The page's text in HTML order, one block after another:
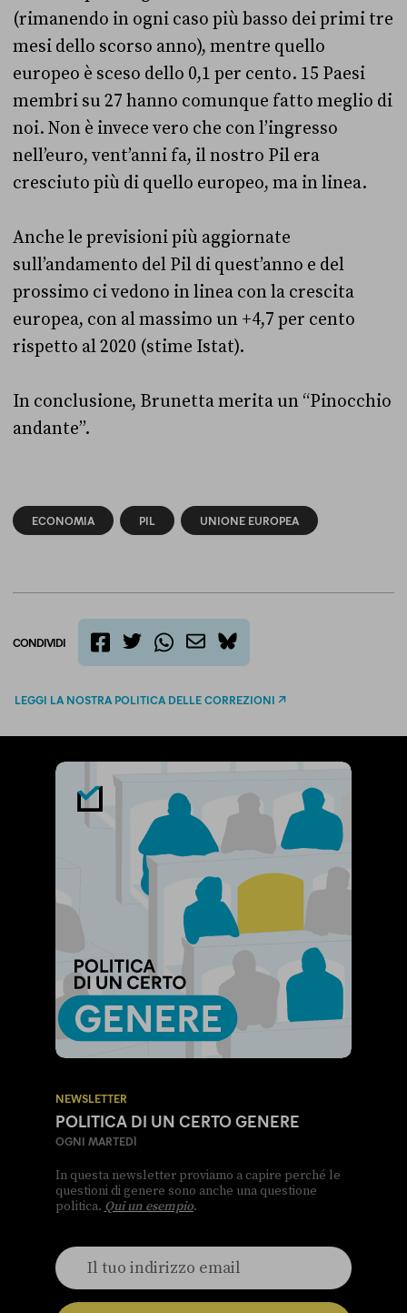
(rimanendo in ogni caso più basso dei primi tre
mesi dello scorso anno), mentre quello
europeo è sceso dello 0,1 per cento. 15 Paesi
membri su 27 hanno comunque fatto meglio di
noi. Non è invece vero che con l’ingresso
nell’euro, vent’anni fa, il nostro Pil era
cresciuto più di quello europeo, ma in linea.
Anche le previsioni più aggiornate
sull’andamento del Pil di quest’anno e del
prossimo ci vedono in linea con la crescita
europea, con al massimo un +4,7 per cento
rispetto al 2020 (stime Istat).
In conclusione, Brunetta merita un “Pinocchio
andante”.
ECONOMIA PIL UNIONE EUROPEA
CONDIVIDI
bluesky
LEGGI LA NOSTRA POLITICA DELLE CORREZIONI
NEWSLETTER
POLITICA DI UN CERTO GENERE
OGNI MARTEDÌ
In questa newsletter proviamo a capire perché le
questioni di genere sono anche una questione
politica. Qui un esempio.